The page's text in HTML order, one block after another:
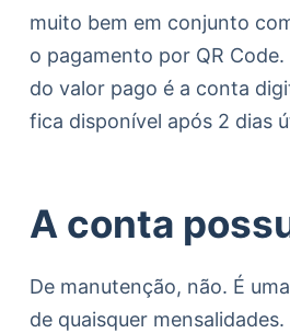
muito bem em conjunto
o pagamento por QR
do valor pago é a conta
fica disponível após 2 dias
A conta
De manutenção, não. É
de quaisquer